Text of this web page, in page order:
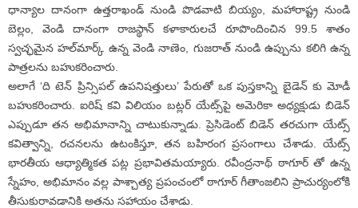
ధాన్యాల దానంగా ఉత్తరాఖండ్ నుండి పొడవాటి బియ్యం, మహారాష్ట్ర నుండి
బెల్లం, వెండి దానంగా రాజస్థాన్ కళాకారులచే రూపొందించిన‌ 99.5 శాతం
స్వచ్ఛమైన హ‌ల్‌మార్క్ ఉన్న వెండి నాణెం, గుజరాత్ నుండి ఉప్పును క‌లిగి ఉన్న
పాత్ర‌ల‌ను బ‌హుక‌రించారు.
అలాగే ‘ది టెన్ ప్రిన్సిపల్ ఉపనిషత్తులు’ పేరుతో ఒక పుస్తకాన్ని బైడెన్ కు మోడీ
బ‌హుక‌రించారు. ఐరిష్ కవి విలియం బట్లర్ యేట్స్‌పై అమెరికా అధ్యక్షుడు బిడెన్
ఎప్పుడూ తన అభిమానాన్ని చాటుకున్నాడు. ప్రెసిడెంట్ బిడెన్ తరచుగా యేట్స్
కవిత్వాన్ని, ర‌చ‌న‌ల‌ను ఉటంకిస్తూ, తన బహిరంగ ప్రసంగాలు చేశాడు. యేట్స్‌
భారతీయ ఆధ్యాత్మికత ప‌ట్ల‌ ప్రభావితమ‌య్యారు. రవీంద్రనాథ్ ఠాగూర్ తో ఉన్న
స్నేహం, అభిమానం వ‌ల్ల పాశ్చాత్య ప్రపంచంలో ఠాగూర్ గీతాంజలిని ప్రాచుర్యంలోకి
తీసుకురావడానికి అతను సహాయం చేశాడు.